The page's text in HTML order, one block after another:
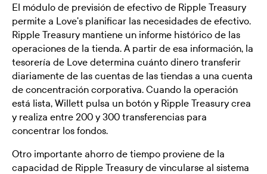
El módulo de previsión de efectivo de Ripple Treasury
permite a Love's planificar las necesidades de efectivo.
Ripple Treasury mantiene un informe histórico de las
operaciones de la tienda. A partir de esa información, la
tesorería de Love determina cuánto dinero transferir
diariamente de las cuentas de las tiendas a una cuenta
de concentración corporativa. Cuando la operación
está lista, Willett pulsa un botón y Ripple Treasury crea
y realiza entre 200 y 300 transferencias para
concentrar los fondos.
Otro importante ahorro de tiempo proviene de la
capacidad de Ripple Treasury de vincularse al sistema